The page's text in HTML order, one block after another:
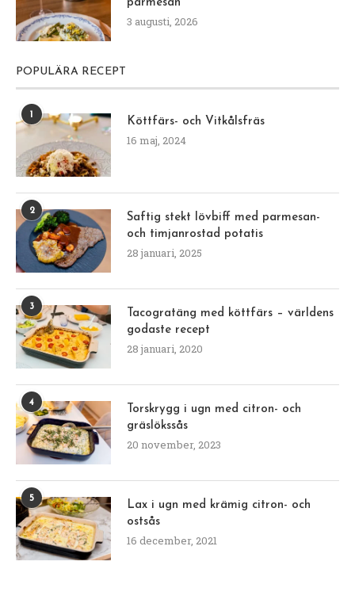
parmesan
3 augusti, 2026
POPULÄRA RECEPT
1
Köttfärs- och Vitkålsfräs
16 maj, 2024
2
Saftig stekt lövbiff med parmesan-
och timjanrostad potatis
28 januari, 2025
3
Tacogratäng med köttfärs – världens
godaste recept
28 januari, 2020
4
Torskrygg i ugn med citron- och
gräslökssås
20 november, 2023
5
Lax i ugn med krämig citron- och
ostsås
16 december, 2021